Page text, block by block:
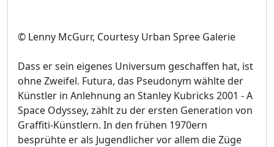
© Lenny McGurr, Courtesy Urban Spree Galerie
Dass er sein eigenes Universum geschaffen hat, ist
ohne Zweifel. Futura, das Pseudonym wählte der
Künstler in Anlehnung an Stanley Kubricks 2001 - A
Space Odyssey, zählt zu der ersten Generation von
Graffiti-Künstlern. In den frühen 1970ern
besprühte er als Jugendlicher vor allem die Züge